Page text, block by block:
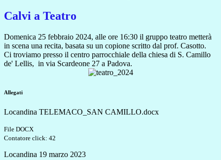
Calvi a Teatro
Domenica 25 febbraio 2024, alle ore 16:30 il gruppo teatro metterà
in scena una recita, basata su un copione scritto dal prof. Casotto.
Ci troviamo presso il centro parrocchiale della chiesa di S. Camillo
de' Lellis, in via Scardeone 27 a Padova.
Allegati
Locandina TELEMACO_SAN CAMILLO.docx
File DOCX
Contatore click: 42
Locandina 19 marzo 2023